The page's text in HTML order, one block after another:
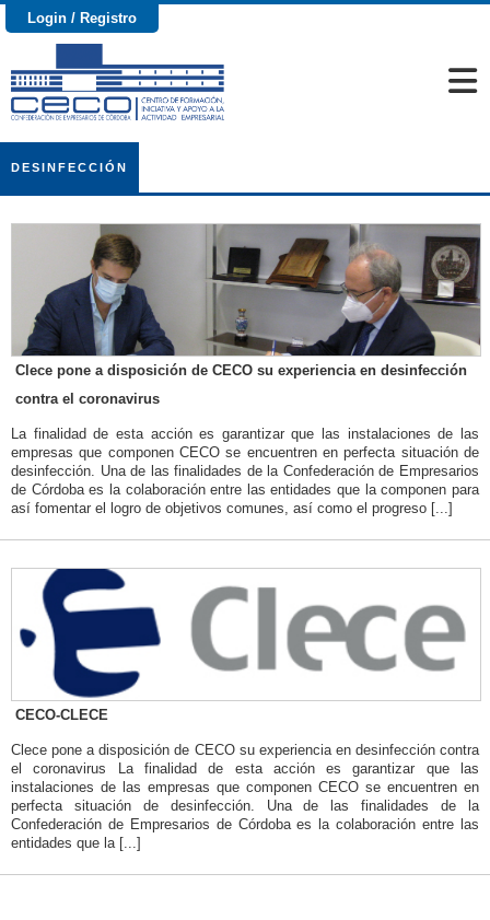
Login / Registro
DESINFECCIÓN
Clece pone a disposición de CECO su experiencia en desinfección
contra el coronavirus
La finalidad de esta acción es garantizar que las instalaciones de las
empresas que componen CECO se encuentren en perfecta situación de
desinfección. Una de las finalidades de la Confederación de Empresarios
de Córdoba es la colaboración entre las entidades que la componen para
así fomentar el logro de objetivos comunes, así como el progreso [...]
CECO-CLECE
Clece pone a disposición de CECO su experiencia en desinfección contra
el coronavirus La finalidad de esta acción es garantizar que las
instalaciones de las empresas que componen CECO se encuentren en
perfecta situación de desinfección. Una de las finalidades de la
Confederación de Empresarios de Córdoba es la colaboración entre las
entidades que la [...]